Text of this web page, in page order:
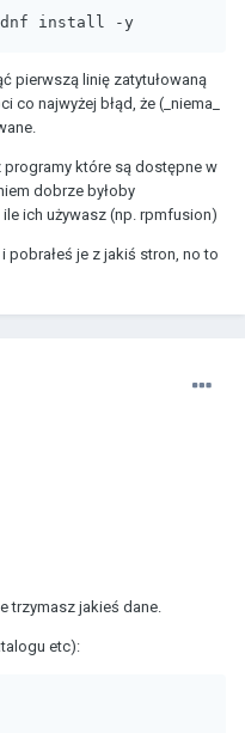
dnf install -y
pierwszą linię zatytułowaną
najwyżej błąd, że (_niema_
które są dostępne w
dobrze byłoby
ich używasz (np. rpmfusion)
pobrałeś je z jakiś stron, no to
trzymasz jakieś dane.
etc):